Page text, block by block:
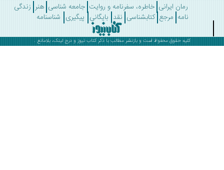
رمان ایرانی خاطره، سفرنامه و روایت جامعه شناسی هنر زندگی
مرجع کتابشناسی نقد بایگانی پیگیری شناسنامه
کلیه حقوق محفوظ است و بازنشر مطالب با ذکرکتاب نیوز و درج لینک، بلامانع .